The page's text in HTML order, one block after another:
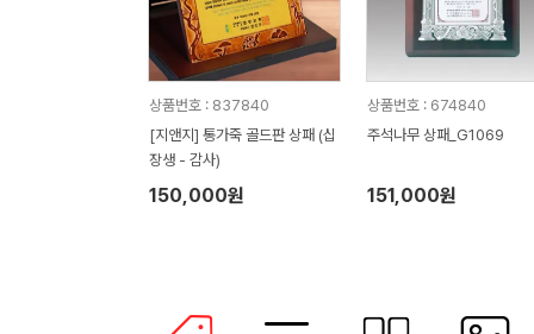
상품번호 : 837840
[지앤지] 통가죽 골드판 상패 (십
장생 - 감사)
150,000원
상품번호 : 674840
주석나무 상패_G1069
151,000원